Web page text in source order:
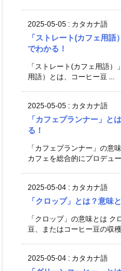
2025-05-05 : カタカナ語
「ストレート(カフェ用
でわかる！
「ストレート(カフェ用語
用語）とは、コーヒー豆 ...
2025-05-05 : カタカナ語
「カフェプランナー」と
る！
「カフェプランナー」の意
カフェを総合的にプロデュー
2025-05-04 : カタカナ語
「クロップ」とは？意味
「クロップ」の意味とは
豆、またはコーヒー豆の収穫
2025-05-04 : カタカナ語